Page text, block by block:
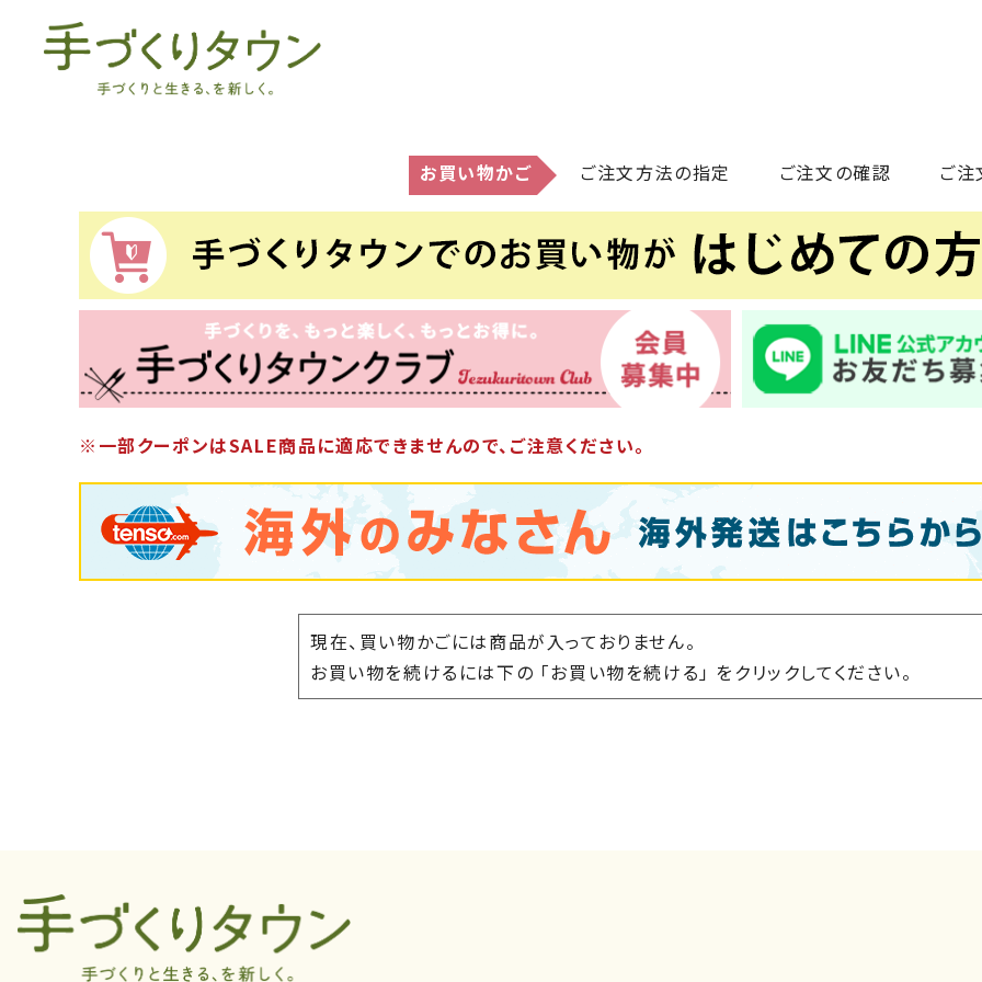
お買い物かご ご注文方法の指定 ご注文の確認 ご
※一部クーポンはSALE商品に適応できませんので、ご注意ください。
現在、買い物かごには商品が入っておりません。
お買い物を続けるには下の 「お買い物を続ける」 をクリックしてください。